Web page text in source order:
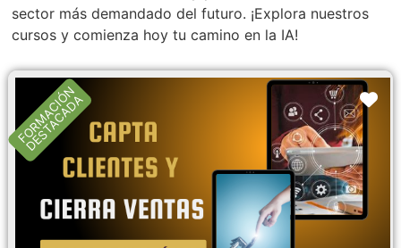
sector más demandado del futuro. ¡Explora nuestros
cursos y comienza hoy tu camino en la IA!
FORMACIÓN
DESTACADA